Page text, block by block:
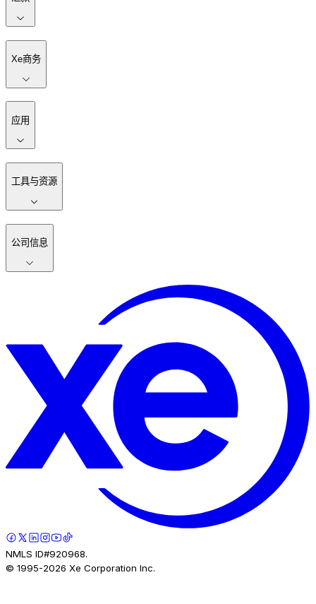
Xe商务
应用
工具与资源
公司信息
NMLS ID#920968.
© 1995-2026 Xe Corporation Inc.